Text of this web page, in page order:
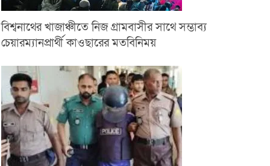
বিশ্বনাথের খাজাঞ্চীতে নিজ গ্রামবাসীর সাথে সম্ভাব্য
চেয়ারম্যানপ্রার্থী কাওছারের মতবিনিময়